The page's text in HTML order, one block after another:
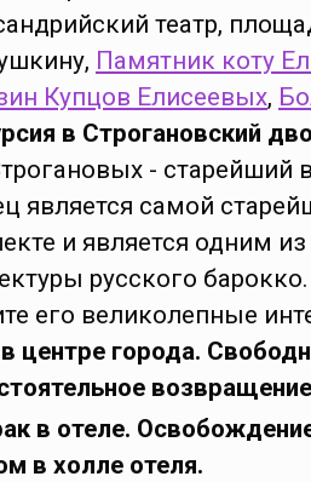
театр,
Памятник коту
Купцов Елисеевых,
в Строгановский
- старейший
является самой
и является одним
русского
его великолепные
центре города.
в отеле.
в холле отеля.